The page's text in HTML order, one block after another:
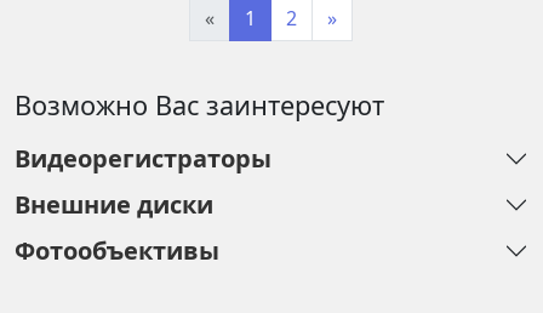
« 1 2 »
Возможно Вас заинтересуют
Видеорегистраторы
Внешние диски
Фотообъективы